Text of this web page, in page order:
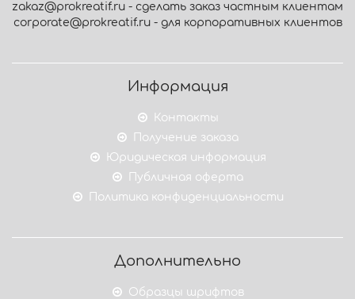
zakaz@prokreatif.ru - сделать заказ частным клиентам
corporate@prokreatif.ru - для корпоративных клиентов
Информация
Контакты
Получение заказа
Юридическая информация
Публичная оферта
Политика конфиденциальности
Дополнительно
Образцы шрифтов